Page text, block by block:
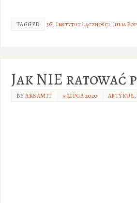
TAGGED 5G, Instytut Łączności, Julia
Jak NIE ratować
BYAKSAMIT 9 LIPCA 2020 ARTYKUŁ,